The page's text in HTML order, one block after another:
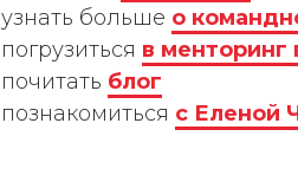
узнать больше о
погрузиться в менторинг
почитать блог
познакомиться с Еленой